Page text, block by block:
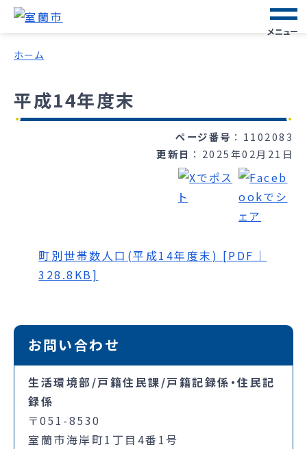
メニュー
ホーム
平成14年度末
ページ番号
1102083
更新日
2025年02月21日
町別世帯数人口(平成14年度末) [PDF｜
328.8KB]
お問い合わせ
生活環境部/戸籍住民課/戸籍記録係・住民記
録係
〒051-8530
室蘭市海岸町1丁目4番1号